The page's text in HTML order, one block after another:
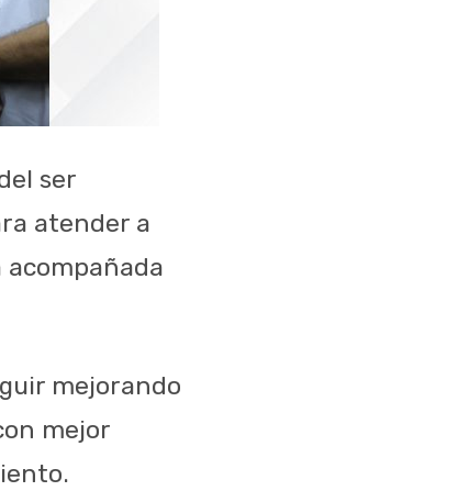
ser
atender a
mejorando
mejor